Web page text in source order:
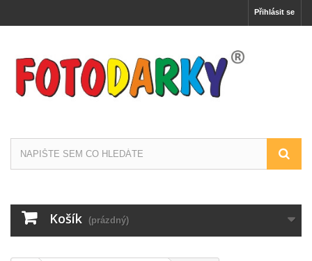
Přihlásit se
Košík (prázdný)